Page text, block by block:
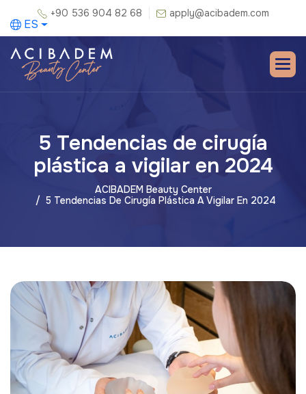
+90 536 904 82 68 apply@acibadem.com
ES
5 Tendencias de cirugía
plástica a vigilar en 2024
ACIBADEM Beauty Center
5 Tendencias De Cirugía Plástica A Vigilar En 2024